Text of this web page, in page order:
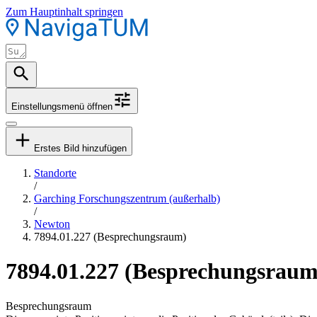
Zum Hauptinhalt springen
Einstellungsmenü öffnen
Erstes Bild hinzufügen
Standorte
/
Garching Forschungszentrum (außerhalb)
/
Newton
7894.01.227 (Besprechungsraum)
7894.01.227
Besprechungsraum